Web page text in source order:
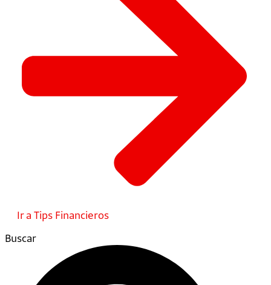
Ir a Tips Financieros
Buscar